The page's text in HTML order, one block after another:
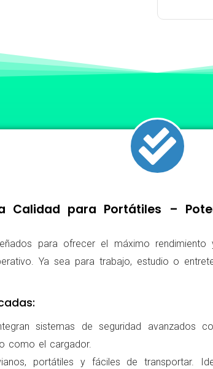
Calidad para Portátiles –
para ofrecer el máximo
Ya sea para trabajo, estudio o
sistemas de seguridad avanzados
como el cargador.
portátiles y fáciles de transportar.